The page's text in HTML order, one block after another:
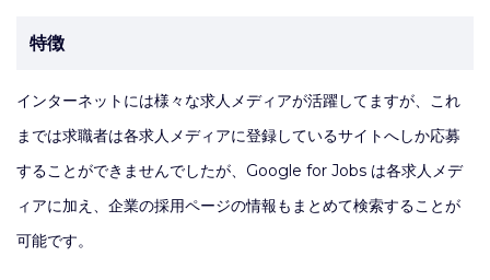
特徴
インターネットには様々な求人メディアが活躍してますが、これ
までは求職者は各求人メディアに登録しているサイトへしか応募
することができませんでしたが、Google for Jobs は各求人メデ
ィアに加え、企業の採用ページの情報もまとめて検索することが
可能です。